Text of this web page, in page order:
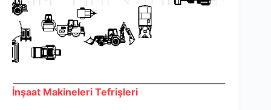
İnşaat Makineleri Tefrişleri